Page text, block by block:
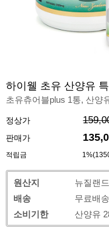
하이웰 초유 산양유
초유츄어블plus 1통, 산양
정상가
판매가
적립금
원산지
뉴질랜드
배송
무료배
소비기한
산양유